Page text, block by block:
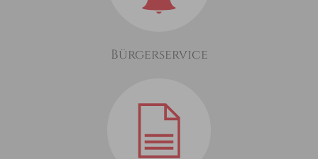
Bürgerservice